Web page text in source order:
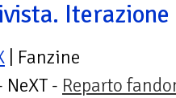
Iterazione
| Fanzine
NeXT - Reparto